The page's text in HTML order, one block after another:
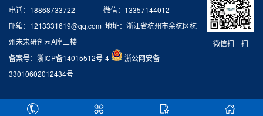
微信扫一扫
电话：18868733722 微信：13357144012
邮箱：1213331619@qq.com 地址：浙江省杭州市余杭区杭
州未来研创园A座三楼
备案号： 浙ICP备14015512号-4
浙公网安备
33010602012434号